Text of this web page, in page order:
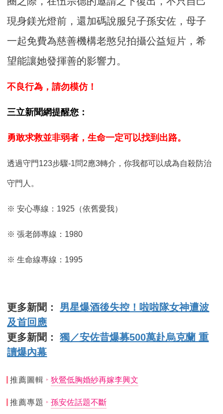
現身鎂光燈前，還加碼說服兒子孫安佐，母子
一起免費為慈善機構老憨兒拍攝公益短片，希
望能讓她發揮善的影響力。
不良行為，請勿模仿！
三立新聞網提醒您：
勇敢求救並非弱者，生命一定可以找到出路。
透過守門123步驟-1問2應3轉介，你我都可以成為自殺防治
守門人。
※ 安心專線：1925（依舊愛我）
※ 張老師專線：1980
※ 生命線專線：1995
更多新聞： 男星爆酒後失控！啦啦隊女神遭波
及首回應
更多新聞：獨／安佐昔爆募500萬赴烏克蘭 重
讀爆內幕
推薦圖輯 狄鶯低胸婚紗再嫁李興文
推薦專題 孫安佐話題不斷